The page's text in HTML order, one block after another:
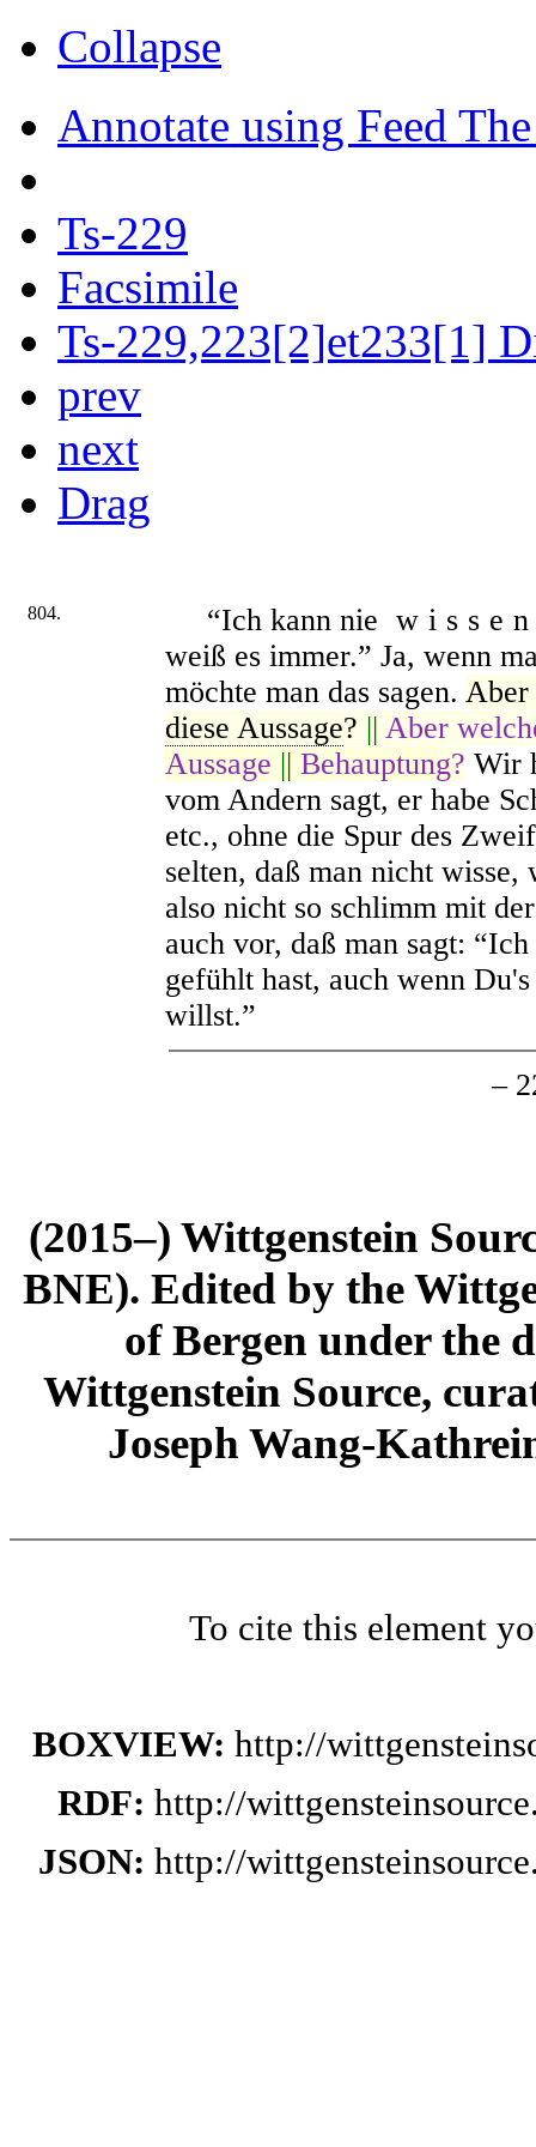
Collapse
Annotate using Feed
Ts-229
Facsimile
Ts-229,223[2]et233[1]
prev
next
Drag
804. “Ich kann nie
weiß es immer.” Ja, wenn
möchte man das sagen. Aber
diese Aussage? || Aber
Aussage || Behauptung? Wir
vom Andern sagt, er habe
etc., ohne die Spur des
selten, daß man nicht
also nicht so schlimm mit
auch vor, daß man sagt:
gefühlt hast, auch wenn
willst.”
–
(2015–) Wittgenstein
BNE). Edited by the
of Bergen under the
Wittgenstein Source,
Joseph Wang-
To cite this element
BOXVIEW: http://
RDF: http://
JSON: http://